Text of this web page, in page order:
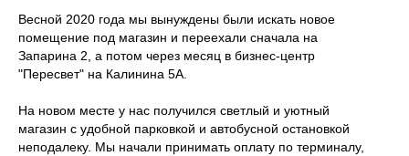
Весной 2020 года мы вынуждены были искать новое
помещение под магазин и переехали сначала на
Запарина 2, а потом через месяц в бизнес-центр
"Пересвет" на Калинина 5А.
На новом месте у нас получился светлый и уютный
магазин с удобной парковкой и автобусной остановкой
неподалеку. Мы начали принимать оплату по терминалу,